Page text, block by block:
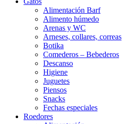
Alimentación Barf
Alimento húmedo
Arenas y WC
Arneses, collares, correas
Botika
Comederos – Bebederos
Descanso
Higiene
Juguetes
Piensos
Snacks
Fechas especiales
Roedores